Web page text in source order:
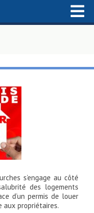
s’engage au côté
des logements
d’un permis de louer
aux propriétaires.